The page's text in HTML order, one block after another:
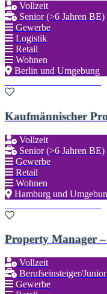
Vollzeit
Senior (>6 Jahren BE)
Gewerbe
Logistik
Retail
Wohnen
Berlin und Umgebung
Kaufmännischer
Vollzeit
Senior (>6 Jahren BE)
Gewerbe
Retail
Wohnen
Hamburg und
Property Manager
Vollzeit
Berufseinsteiger/
Gewerbe